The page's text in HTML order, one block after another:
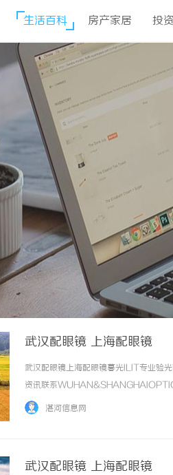
生活百科 房产家居 投
武汉配眼镜 上海配眼镜
武汉配眼镜上海配眼镜暮光ILIT专业验
资讯联系
品牌，现于武汉与上海设有4家门店。
湛河信息网
武汉配眼镜 上海配眼镜